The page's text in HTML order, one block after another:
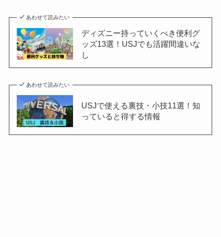
あわせて読みたい
ディズニー持っていくべき便利グ
ッズ13選！USJでも活躍間違いな
し
あわせて読みたい
USJで使える裏技・小技11選！知
っていると得する情報